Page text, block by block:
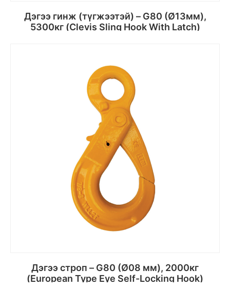
Дэгээ гинж (түгжээтэй) – G80 (Ø13мм),
5300кг (Clevis Sling Hook With Latch)
Сагсанд хийх
Дэгээ строп – G80 (Ø08 мм), 2000кг
(European Type Eye Self-Locking Hook)